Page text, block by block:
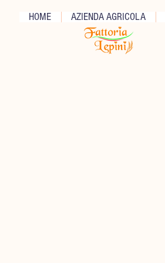
HOME AZIENDA AGRICOLA